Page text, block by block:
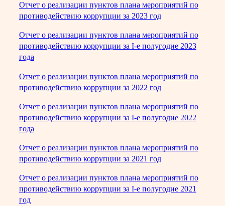
Отчет о реализации пунктов плана мероприятий по
противодействию коррупции за 2023 год
Отчет о реализации пунктов плана мероприятий по
противодействию коррупции за I-е полугодие 2023
года
Отчет о реализации пунктов плана мероприятий по
противодействию коррупции за 2022 год
Отчет о реализации пунктов плана мероприятий по
противодействию коррупции за I-е полугодие 2022
года
Отчет о реализации пунктов плана мероприятий по
противодействию коррупции за 2021 год
Отчет о реализации пунктов плана мероприятий по
противодействию коррупции за I-е полугодие 2021
год